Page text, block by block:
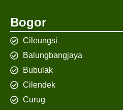
Bogor
Cileungsi
Balungbangjaya
Bubulak
Cilendek
Curug